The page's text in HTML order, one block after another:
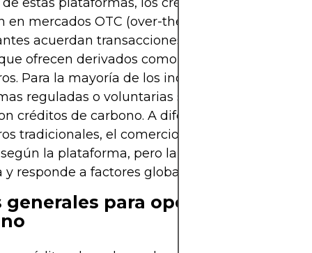
en mercados OTC (over-the-counter), donde
acuerdan transacciones directamente, y
ofrecen derivados como futuros o CFDs en
Para la mayoría de los individuos o empresas,
reguladas o voluntarias serán el medio
créditos de carbono. A diferencia de algunos
tradicionales, el comercio de carbono puede
la plataforma, pero la dinámica de precios
responde a factores globales.
generales para operar con